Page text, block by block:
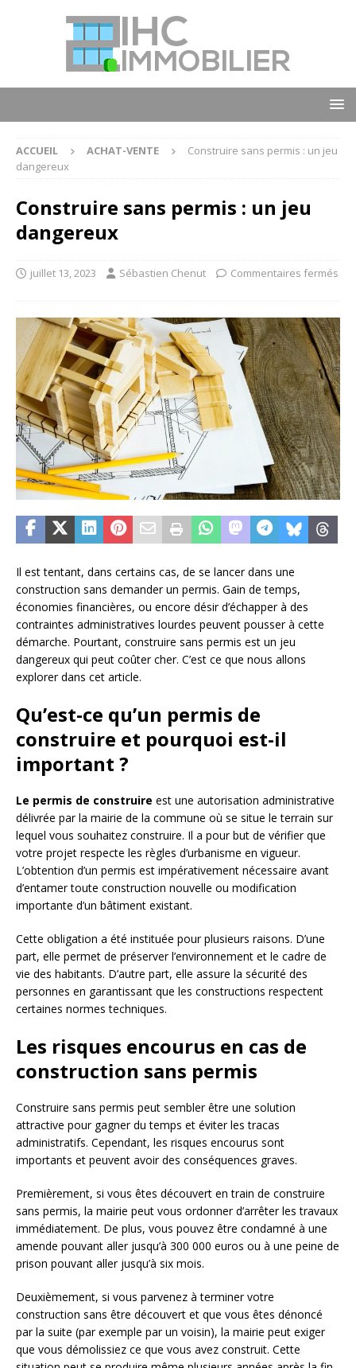
ACCUEIL ACHAT-VENTE
Construire sans permis : un jeu
dangereux
Construire sans permis : un jeu
dangereux
juillet 13, 2023 Sébastien Chenut Commentaires fermés
Il est tentant, dans certains cas, de se lancer dans une
construction sans demander un permis. Gain de temps,
économies financières, ou encore désir d’échapper à des
contraintes administratives lourdes peuvent pousser à cette
démarche. Pourtant, construire sans permis est un jeu
dangereux qui peut coûter cher. C’est ce que nous allons
explorer dans cet article.
Qu’est-ce qu’un permis de
construire et pourquoi est-il
important ?
Le permis de construire est une autorisation administrative
délivrée par la mairie de la commune où se situe le terrain sur
lequel vous souhaitez construire. Il a pour but de vérifier que
votre projet respecte les règles d’urbanisme en vigueur.
L’obtention d’un permis est impérativement nécessaire avant
d’entamer toute construction nouvelle ou modification
importante d’un bâtiment existant.
Cette obligation a été instituée pour plusieurs raisons. D’une
part, elle permet de préserver l’environnement et le cadre de
vie des habitants. D’autre part, elle assure la sécurité des
personnes en garantissant que les constructions respectent
certaines normes techniques.
Les risques encourus en cas de
construction sans permis
Construire sans permis peut sembler être une solution
attractive pour gagner du temps et éviter les tracas
administratifs. Cependant, les risques encourus sont
importants et peuvent avoir des conséquences graves.
Premièrement, si vous êtes découvert en train de construire
sans permis, la mairie peut vous ordonner d’arrêter les travaux
immédiatement. De plus, vous pouvez être condamné à une
amende pouvant aller jusqu’à 300 000 euros ou à une peine de
prison pouvant aller jusqu’à six mois.
Deuxièmement, si vous parvenez à terminer votre
construction sans être découvert et que vous êtes dénoncé
par la suite (par exemple par un voisin), la mairie peut exiger
que vous démolissiez ce que vous avez construit. Cette